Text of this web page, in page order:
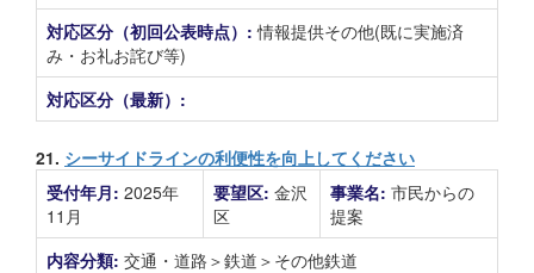
対応区分（初回公表時点）:情報提供その他(既に実施済
み・お礼お詫び等)
対応区分（最新）:
21. シーサイドラインの利便性を向上してください
受付年月: 2025年
11月
要望区: 金沢
区
事業名: 市民からの
提案
内容分類: 交通・道路＞鉄道＞その他鉄道